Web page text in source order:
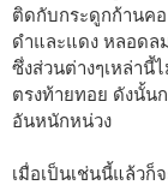
ติดกับกระดูกก้านค
ดำและแดง หลอดล
ซึ่งส่วนต่างๆเหล่านี้
ตรงท้ายทอย ดังนั้น
อันหนักหน่วง
เมื่อเป็นเช่นนี้แล้วก็